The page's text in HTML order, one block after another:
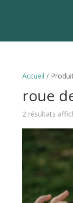
Accueil /
roue
2 résultats